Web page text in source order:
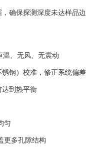
确保探测深度未达样品边
、无风、无震动
钢）校准，修正系统偏差
到热平衡
匀
多孔隙结构